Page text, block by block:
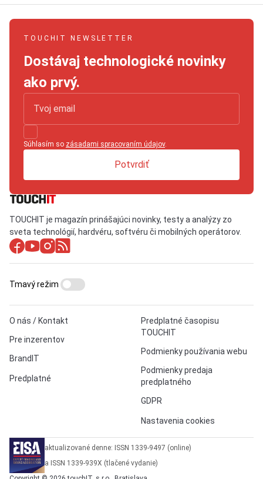
TOUCHIT NEWSLETTER
Dostávaj technologické novinky
ako prvý.
Súhlasím so zásadami spracovaním údajov.
Potvrdiť
TOUCHIT je magazín prinášajúci novinky, testy a analýzy zo
sveta technológií, hardvéru, softvéru či mobilných operátorov.
O nás / Kontakt
Pre inzerentov
BrandIT
Predplatné
Predplatné časopisu
TOUCHIT
Podmienky používania webu
Podmienky predaja
predplatného
GDPR
Nastavenia cookies
Tmavý režim
aktualizované denne: ISSN 1339-9497 (online)
a ISSN 1339-939X (tlačené vydanie)